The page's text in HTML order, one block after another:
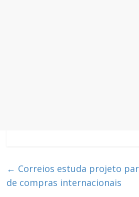
← Correios estuda projeto
de compras internacionais